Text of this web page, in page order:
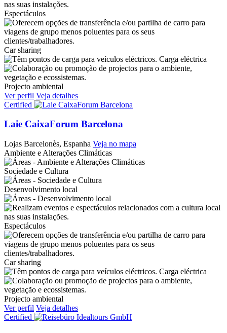
Espectáculos
Car sharing
Carga eléctrica
Projecto ambiental
Ver perfil Veja detalhes
Certified
Laie CaixaForum Barcelona
Lojas Barcelonès, Espanha Veja no mapa
Ambiente e Alterações Climáticas
Sociedade e Cultura
Desenvolvimento local
Espectáculos
Car sharing
Carga eléctrica
Projecto ambiental
Ver perfil Veja detalhes
Certified